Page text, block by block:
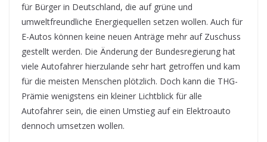
für Bürger in Deutschland, die auf grüne und
umweltfreundliche Energiequellen setzen wollen. Auch für
E-Autos können keine neuen Anträge mehr auf Zuschuss
gestellt werden. Die Änderung der Bundesregierung hat
viele Autofahrer hierzulande sehr hart getroffen und kam
für die meisten Menschen plötzlich. Doch kann die THG-
Prämie wenigstens ein kleiner Lichtblick für alle
Autofahrer sein, die einen Umstieg auf ein Elektroauto
dennoch umsetzen wollen.